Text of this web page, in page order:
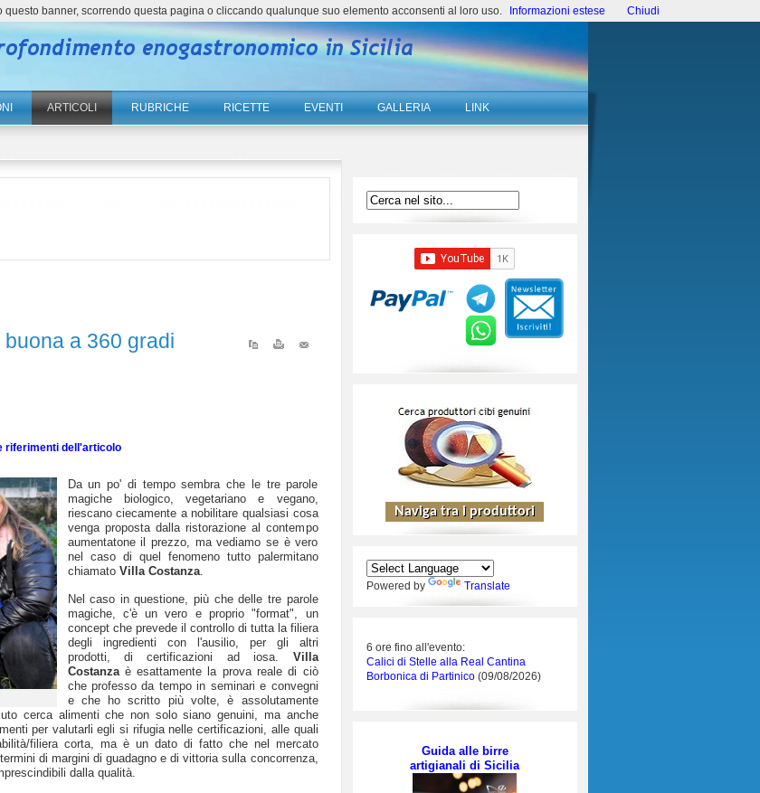
ARTICOLI RUBRICHE RICETTE EVENTI GALLERIA LINK
a 360 gradi
riferimenti dell'articolo
Da un po' di tempo sembra che le tre parole
magiche biologico, vegetariano e vegano,
riescano ciecamente a nobilitare qualsiasi cosa
venga proposta dalla ristorazione al contempo
aumentatone il prezzo, ma vediamo se è vero
nel caso di quel fenomeno tutto palermitano
chiamato Villa Costanza.
Nel caso in questione, più che delle tre parole
magiche, c'è un vero e proprio "format", un
concept che prevede il controllo di tutta la filiera
degli ingredienti con l'ausilio, per gli altri
prodotti, di certificazioni ad iosa. Villa
Costanzaè esattamente la prova reale di ciò
che professo da tempo in seminari e convegni
e che ho scritto più volte, è assolutamente
cerca alimenti che non solo siano genuini, ma anche
per valutarli egli si rifugia nelle certificazioni, alle quali
filiera corta, ma è un dato di fatto che nel mercato
di margini di guadagno e di vittoria sulla concorrenza,
dalla qualità.
Powered by Translate
6 ore fino all'evento:
Calici di Stelle alla Real Cantina
Borbonica di Partinico (09/08/2026)
Guida alle birre
artigianali di Sicilia
banner, scorrendo questa pagina o cliccando qualunque suo elemento acconsenti al loro uso. Informazioni estese Chiudi